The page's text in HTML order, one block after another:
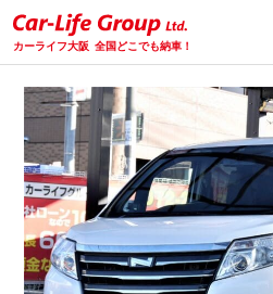
カーライフ大阪 全国どこでも納車！